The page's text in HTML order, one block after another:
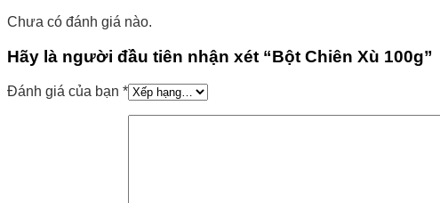
Chưa có đánh giá nào.
Hãy là người đầu tiên nhận xét “Bột Chiên Xù 100g”
Đánh giá của bạn *